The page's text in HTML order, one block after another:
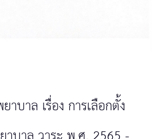
บาล เรื่อง การเลือกตั้ง